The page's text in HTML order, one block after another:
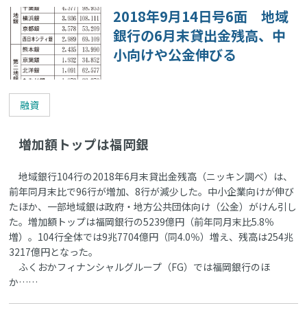
2018年9月14日号6面 地域
銀行の6月末貸出金残高、中
小向けや公金伸びる
融資
増加額トップは福岡銀
地域銀行104行の2018年6月末貸出金残高（ニッキン調べ）は、
前年同月末比で96行が増加、8行が減少した。中小企業向けが伸び
たほか、一部地域銀は政府・地方公共団体向け（公金）がけん引し
た。増加額トップは福岡銀行の5239億円（前年同月末比5.8％
増）。104行全体では9兆7704億円（同4.0％）増え、残高は254兆
3217億円となった。
ふくおかフィナンシャルグループ（FG）では福岡銀行のほ
か……